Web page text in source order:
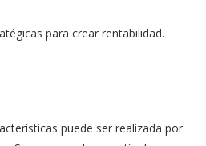
para crear rentabilidad.
puede ser realizada por